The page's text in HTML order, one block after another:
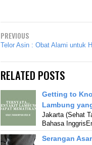
PREVIOUS
Telor Asin : Obat Alami untuk
RELATED POSTS
Getting to
Lambung
Jakarta (Sehat
Bahasa
Serangan